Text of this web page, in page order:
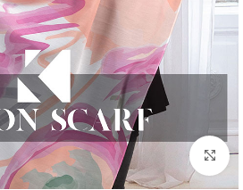
بزرگنمایی تصویر